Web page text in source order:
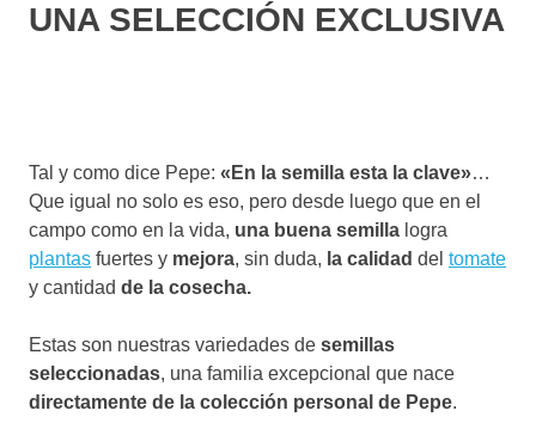
seleccionadas
UNA SELECCIÓN EXCLUSIVA
Tal y como dice Pepe: «En la semilla esta la clave»…
Que igual no solo es eso, pero desde luego que en el
campo como en la vida, una buena semilla logra
plantas fuertes y mejora, sin duda, la calidad del tomate
y cantidad de la cosecha.
Estas son nuestras variedades de semillas
seleccionadas, una familia excepcional que nace
directamente de la colección personal de Pepe.